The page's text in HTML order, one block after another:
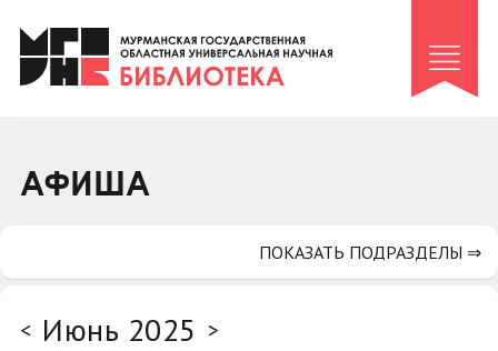
Клуб «Гиря и сельдерей»
Клуб «Семейный архив»
Коллегам
АФИША
< Июнь 2025 >
ПОКАЗАТЬ ПОДРАЗДЕЛЫ ⇒